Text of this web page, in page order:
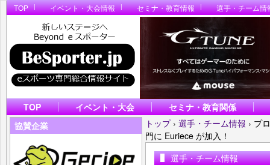
TOP イベント・大会情報 セミナ・教育情報 選手・チーム情
TOP イベント・大会
セミナ・教育関係
協賛企業
トップ › 選手・チーム情報 › プ
門に Euriece が加入！
選手・チーム情報